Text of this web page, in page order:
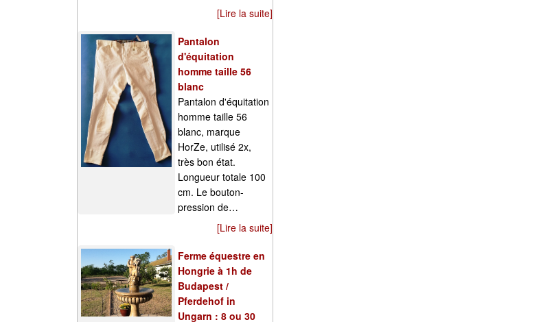
[Lire la suite]
Pantalon
d'équitation
homme taille 56
blanc
Pantalon d'équitation
homme taille 56
blanc, marque
HorZe, utilisé 2x,
très bon état.
Longueur totale 100
cm. Le bouton-
pression de…
[Lire la suite]
Ferme équestre en
Hongrie à 1h de
Budapest /
Pferdehof in
Ungarn : 8 ou 30